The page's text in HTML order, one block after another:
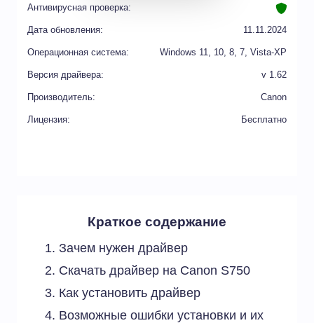
Антивирусная проверка:
Дата обновления: 11.11.2024
Операционная система: Windows 11, 10, 8, 7, Vista-XP
Версия драйвера: v 1.62
Производитель: Canon
Лицензия: Бесплатно
Краткое содержание
Зачем нужен драйвер
Скачать драйвер на Canon S750
Как установить драйвер
Возможные ошибки установки и их